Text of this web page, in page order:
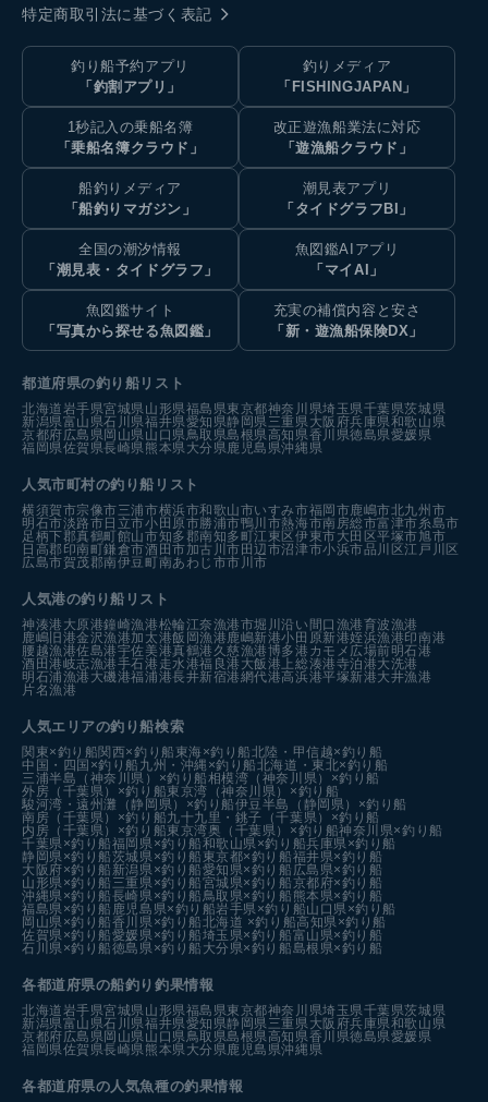
特定商取引法に基づく表記
釣り船予約アプリ
「釣割アプリ」
釣りメディア
「FISHINGJAPAN」
1秒記入の乗船名簿
「乗船名簿クラウド」
改正遊漁船業法に対応
「遊漁船クラウド」
船釣りメディア
「船釣りマガジン」
潮見表アプリ
「タイドグラフBI」
全国の潮汐情報
「潮見表・タイドグラフ」
魚図鑑AIアプリ
「マイAI」
魚図鑑サイト
「写真から探せる魚図鑑」
充実の補償内容と安さ
「新・遊漁船保険DX」
都道府県の釣り船リスト
北海道 岩手県宮城県 山形県福島県東京都神奈川県埼玉県千葉県茨城県
新潟県富山県石川県福井県愛知県静岡県 三重県 大阪府兵庫県和歌山県
京都府広島県岡山県 山口県 鳥取県島根県高知県香川県徳島県愛媛県
福岡県佐賀県長崎県 熊本県 大分県 鹿児島県沖縄県
人気市町村の釣り船リスト
横須賀市宗像市三浦市横浜市和歌山市いすみ市福岡市鹿嶋市北九州市
明石市淡路市日立市小田原市勝浦市鴨川市熱海市南房総市富津市糸島市
足柄下郡真鶴町館山市知多郡南知多町江東区伊東市大田区平塚市旭市
日高郡印南町鎌倉市酒田市加古川市田辺市沼津市小浜市品川区江戸川区
広島市賀茂郡南伊豆町南あわじ市市川市
人気港の釣り船リスト
神湊港 大原港鐘崎漁港松輪江奈漁港市堀川沿い 間口漁港育波漁港
鹿嶋旧港金沢漁港加太港飯岡漁港 鹿嶋新港小田原新港姪浜漁港印南港
腰越漁港佐島港宇佐美港真鶴港 久慈漁港博多港カモメ広場前明石港
酒田港岐志漁港手石港 走水港福良港 大飯港 上総湊港寺泊港大洗港
明石浦漁港 大磯港福浦港長井新宿港網代港高浜港平塚新港大井漁港
片名漁港
人気エリアの釣り船検索
関東×釣り船関西×釣り船 東海×釣り船北陸・甲信越×釣り船
中国・四国×釣り船 九州・沖縄×釣り船北海道・東北×釣り船
三浦半島（神奈川県）×釣り船相模湾（神奈川県）×釣り船
外房（千葉県）×釣り船東京湾（神奈川県）×釣り船
駿河湾・遠州灘（静岡県）×釣り船伊豆半島（静岡県）×釣り船
南房（千葉県）×釣り船九十九里・銚子（千葉県）×釣り船
内房（千葉県）×釣り船東京湾奥（千葉県）×釣り船神奈川県×釣り船
千葉県×釣り船福岡県×釣り船和歌山県×釣り船兵庫県×釣り船
静岡県×釣り船茨城県×釣り船 東京都×釣り船福井県×釣り船
大阪府×釣り船 新潟県×釣り船愛知県×釣り船 広島県×釣り船
山形県×釣り船 三重県×釣り船宮城県×釣り船京都府×釣り船
沖縄県×釣り船長崎県×釣り船 鳥取県×釣り船 熊本県×釣り船
福島県×釣り船 鹿児島県×釣り船岩手県×釣り船山口県×釣り船
岡山県×釣り船香川県×釣り船北海道 ×釣り船高知県×釣り船
佐賀県×釣り船愛媛県×釣り船埼玉県×釣り船富山県×釣り船
石川県×釣り船徳島県×釣り船 大分県×釣り船島根県×釣り船
各都道府県の船釣り釣果情報
北海道 岩手県宮城県 山形県福島県東京都神奈川県埼玉県千葉県茨城県
新潟県富山県石川県福井県愛知県静岡県 三重県 大阪府兵庫県和歌山県
京都府広島県岡山県 山口県 鳥取県島根県高知県香川県徳島県愛媛県
福岡県佐賀県長崎県 熊本県 大分県 鹿児島県沖縄県
各都道府県の人気魚種の釣果情報